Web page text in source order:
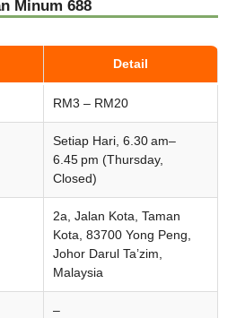
Minum 688
Detail
RM3 – RM20
Setiap Hari, 6.30 am–
6.45 pm (Thursday,
Closed)
2a, Jalan Kota, Taman
Kota, 83700 Yong Peng,
Johor Darul Ta’zim,
Malaysia
–